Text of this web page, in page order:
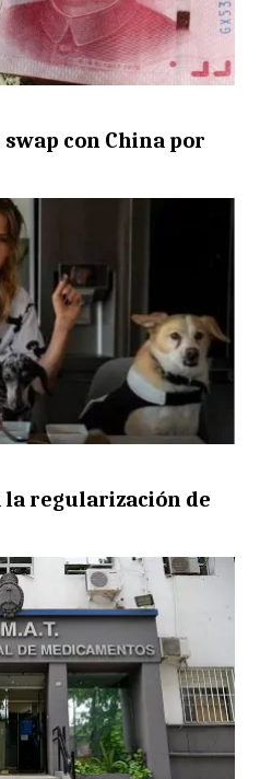
con China por
regularización de